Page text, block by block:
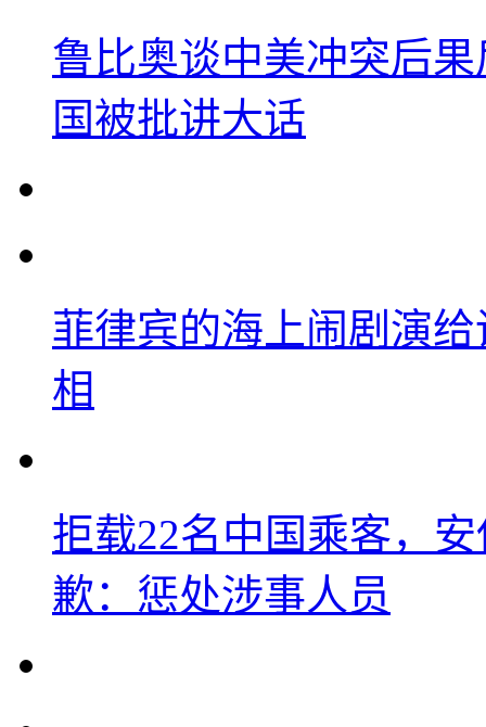
鲁比奥谈中美冲突后
国被批讲大话
菲律宾的海上闹剧演
相
拒载22名中国乘客，
歉：惩处涉事人员